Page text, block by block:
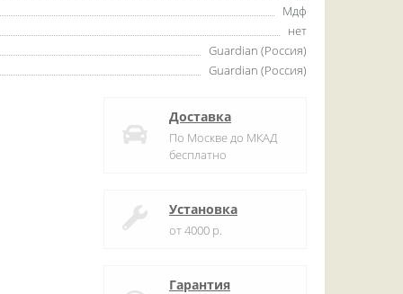
Мдф
нет
Guardian (Россия)
Guardian (Россия)
Доставка
По Москве до МКАД
бесплатно
Установка
от 4000 р.
Гарантия